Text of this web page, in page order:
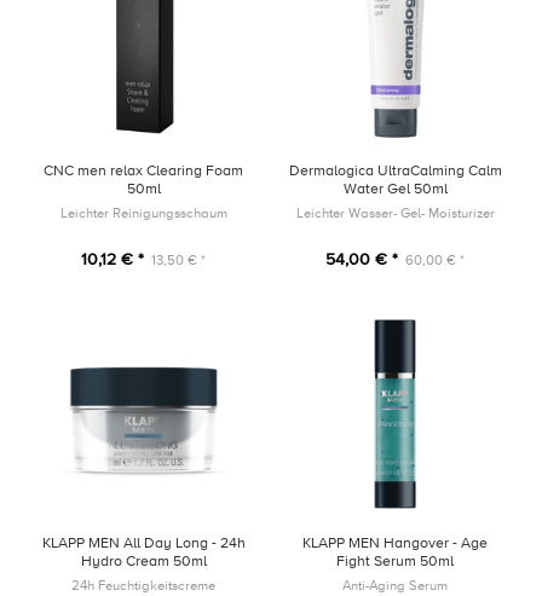
CNC men relax Clearing Foam
50ml
Leichter Reinigungsschaum
10,12 € * 13,50 € *
Dermalogica UltraCalming Calm
Water Gel 50ml
Leichter Wasser- Gel- Moisturizer
54,00 € * 60,00 € *
KLAPP MEN All Day Long - 24h
Hydro Cream 50ml
24h Feuchtigkeitscreme
KLAPP MEN Hangover - Age
Fight Serum 50ml
Anti-Aging Serum